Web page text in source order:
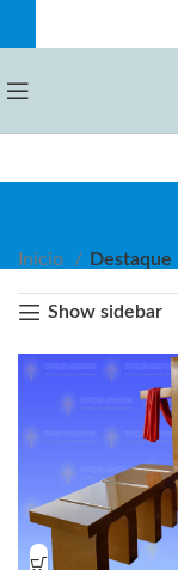
Início Destaque
Show sidebar